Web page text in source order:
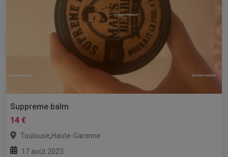
Suppreme balm
14 €
Toulouse,Haute-Garonne
17 août 2023